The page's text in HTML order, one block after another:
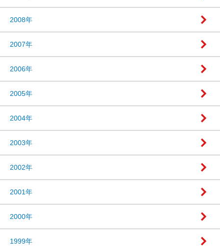
2008年
2007年
2006年
2005年
2004年
2003年
2002年
2001年
2000年
1999年